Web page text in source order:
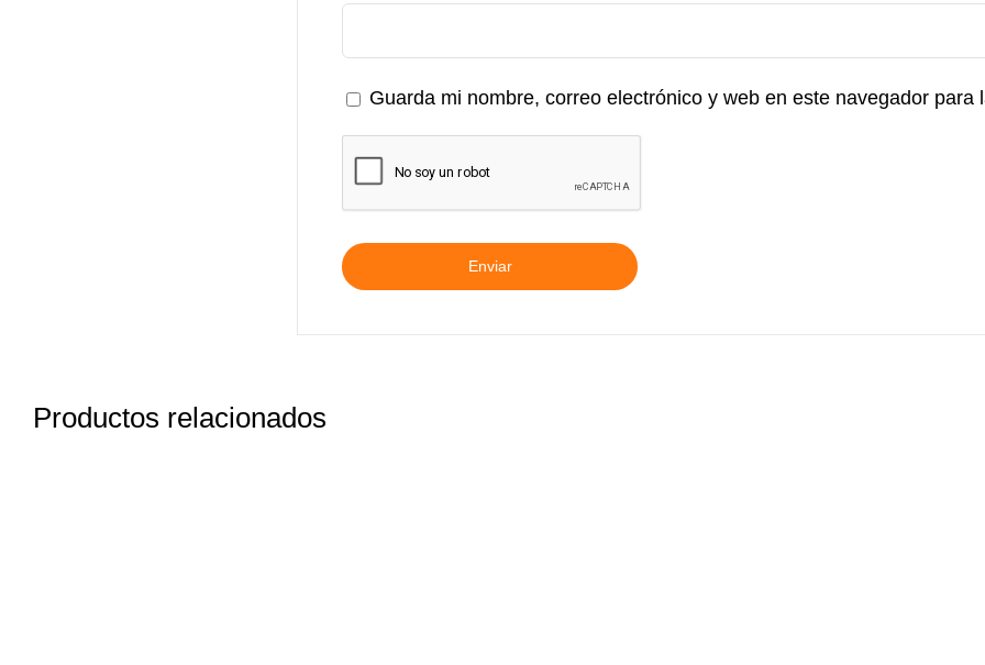
Guarda mi nombre, correo electrónico y web en este navegador para
Productos relacionados